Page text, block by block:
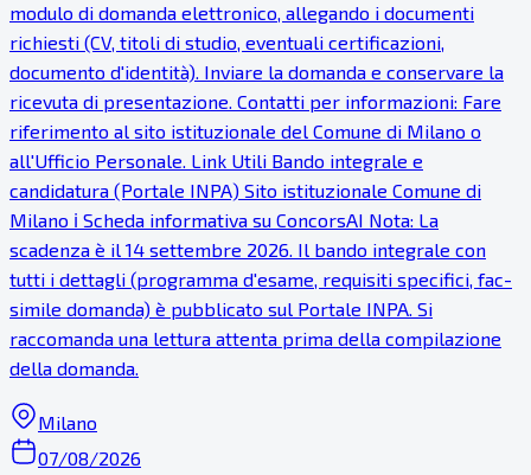
modulo di domanda elettronico, allegando i documenti
richiesti (CV, titoli di studio, eventuali certificazioni,
documento d'identità). Inviare la domanda e conservare la
ricevuta di presentazione. Contatti per informazioni: Fare
riferimento al sito istituzionale del Comune di Milano o
all'Ufficio Personale. Link Utili Bando integrale e
candidatura (Portale INPA) Sito istituzionale Comune di
Milano ℹ Scheda informativa su ConcorsAI Nota: La
scadenza è il 14 settembre 2026. Il bando integrale con
tutti i dettagli (programma d'esame, requisiti specifici, fac-
simile domanda) è pubblicato sul Portale INPA. Si
raccomanda una lettura attenta prima della compilazione
della domanda.
Milano
07/08/2026